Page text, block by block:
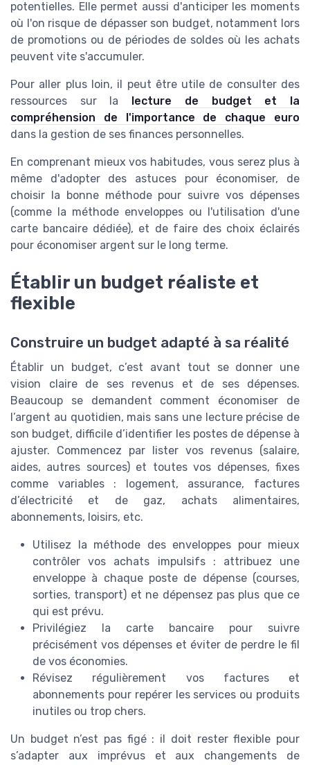
potentielles. Elle permet aussi d'anticiper les moments
où l'on risque de dépasser son budget, notamment lors
de promotions ou de périodes de soldes où les achats
peuvent vite s'accumuler.
Pour aller plus loin, il peut être utile de consulter des
ressources sur la
lecture de budget et la
compréhension de l'importance de chaque euro
dans la gestion de ses finances personnelles.
En comprenant mieux vos habitudes, vous serez plus à
même d'adopter des astuces pour économiser, de
choisir la bonne méthode pour suivre vos dépenses
(comme la méthode enveloppes ou l'utilisation d'une
carte bancaire dédiée), et de faire des choix éclairés
pour économiser argent sur le long terme.
Établir un budget réaliste et
flexible
Construire un budget adapté à sa réalité
Établir un budget, c’est avant tout se donner une
vision claire de ses revenus et de ses dépenses.
Beaucoup se demandent comment économiser de
l’argent au quotidien, mais sans une lecture précise de
son budget, difficile d’identifier les postes de dépense à
ajuster. Commencez par lister vos revenus (salaire,
aides, autres sources) et toutes vos dépenses, fixes
comme variables : logement, assurance, factures
d’électricité et de gaz, achats alimentaires,
abonnements, loisirs, etc.
Utilisez la méthode des enveloppes pour mieux
contrôler vos achats impulsifs : attribuez une
enveloppe à chaque poste de dépense (courses,
sorties, transport) et ne dépensez pas plus que ce
qui est prévu.
Privilégiez la carte bancaire pour suivre
précisément vos dépenses et éviter de perdre le fil
de vos économies.
Révisez régulièrement vos factures et
abonnements pour repérer les services ou produits
inutiles ou trop chers.
Un budget n’est pas figé : il doit rester flexible pour
s’adapter aux imprévus et aux changements de